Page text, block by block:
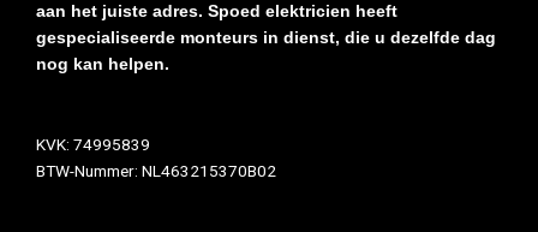
aan het juiste adres. Spoed elektricien heeft
gespecialiseerde monteurs in dienst, die u dezelfde dag
nog kan helpen.
KVK: 74995839
BTW-Nummer: NL463215370B02